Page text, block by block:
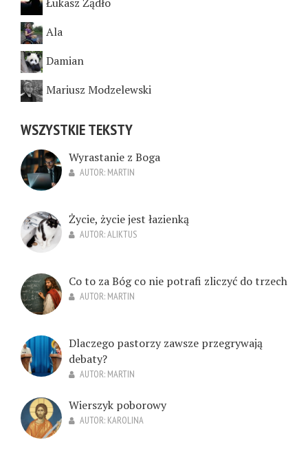
Ala
Damian
Mariusz Modzelewski
WSZYSTKIE TEKSTY
Wyrastanie z Boga
AUTOR: MARTIN
Życie, życie jest łazienką
AUTOR:ALIKTUS
Co to za Bóg co nie potrafi zliczyć do trzech
AUTOR: MARTIN
Dlaczego pastorzy zawsze przegrywają
debaty?
AUTOR: MARTIN
Wierszyk poborowy
AUTOR: KAROLINA